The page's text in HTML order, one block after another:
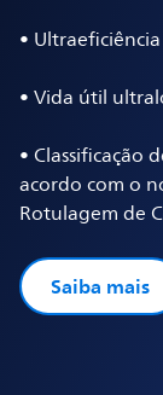
•
• Vida útil
• Classificação
acordo com o
Rotulagem de
Saiba mais